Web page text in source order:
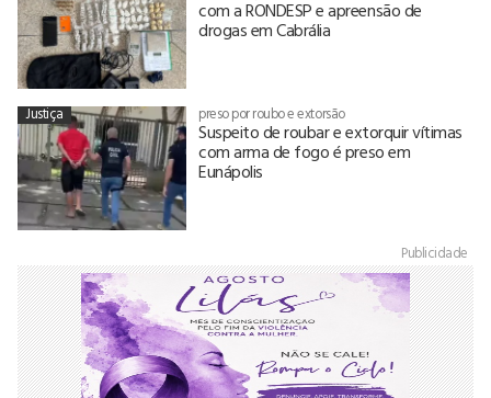
com a RONDESP e apreensão de
drogas em Cabrália
Justiça preso por roubo e extorsão
Suspeito de roubar e extorquir vítimas
com arma de fogo é preso em
Eunápolis
Publicidade